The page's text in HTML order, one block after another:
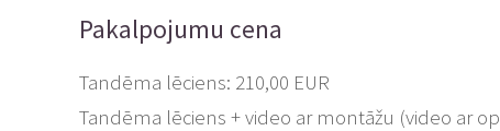
Pakalpojumu cena
Tandēma lēciens: 210,00 EUR
Tandēma lēciens + video ar montāžu (video ar